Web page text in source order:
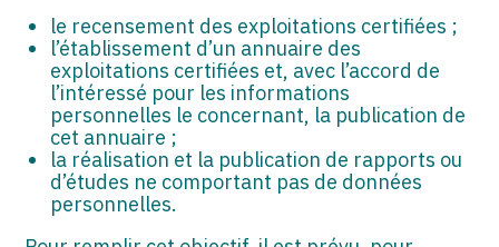
le recensement des exploitations certifiées ;
l’établissement d’un annuaire des
exploitations certifiées et, avec l’accord de
l’intéressé pour les informations
personnelles le concernant, la publication de
cet annuaire ;
la réalisation et la publication de rapports ou
d’études ne comportant pas de données
personnelles.